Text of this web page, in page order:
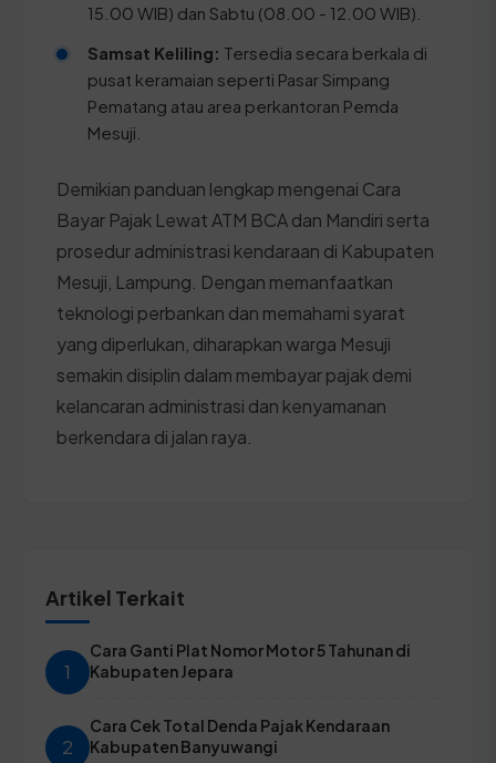
15.00 WIB) dan Sabtu (08.00 - 12.00 WIB).
Samsat Keliling: Tersedia secara berkala di
pusat keramaian seperti Pasar Simpang
Pematang atau area perkantoran Pemda
Mesuji.
Demikian panduan lengkap mengenai Cara
Bayar Pajak Lewat ATM BCA dan Mandiri serta
prosedur administrasi kendaraan di Kabupaten
Mesuji, Lampung. Dengan memanfaatkan
teknologi perbankan dan memahami syarat
yang diperlukan, diharapkan warga Mesuji
semakin disiplin dalam membayar pajak demi
kelancaran administrasi dan kenyamanan
berkendara di jalan raya.
Artikel Terkait
1
Cara Ganti Plat Nomor Motor 5 Tahunan di
Kabupaten Jepara
2
Cara Cek Total Denda Pajak Kendaraan
Kabupaten Banyuwangi